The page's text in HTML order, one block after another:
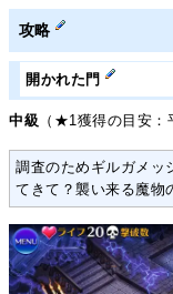
攻略
開かれた門
中級 （★1獲得の目安：
調査のためギルガメッ
てきて？襲い来る魔物